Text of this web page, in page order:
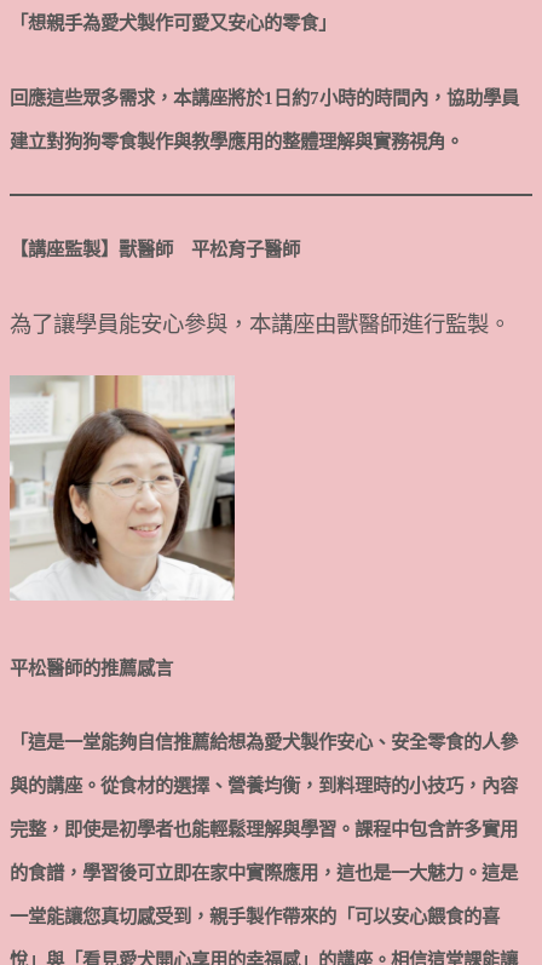
「想親手為愛犬製作可愛又安心的零食」
回應這些眾多需求，本講座將於1日約7小時的時間內，協助學員
建立對狗狗零食製作與教學應用的整體理解與實務視角。
【講座監製】獸醫師 平松育子醫師
為了讓學員能安心參與，本講座由獸醫師進行監製。
平松醫師的推薦感言
「這是一堂能夠自信推薦給想為愛犬製作安心、安全零食的人參
與的講座。從食材的選擇、營養均衡，到料理時的小技巧，內容
完整，即使是初學者也能輕鬆理解與學習。課程中包含許多實用
的食譜，學習後可立即在家中實際應用，這也是一大魅力。這是
一堂能讓您真切感受到，親手製作帶來的「可以安心餵食的喜
悅」與「看見愛犬開心享用的幸福感」的講座。相信這堂課能讓